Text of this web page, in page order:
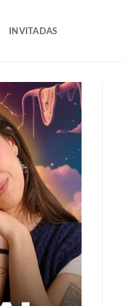
INVITADAS